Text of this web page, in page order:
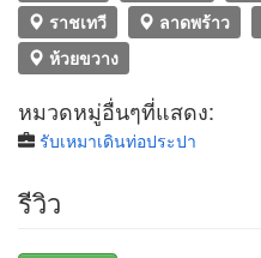
ราชเทวี
ลาดพร้าว
ห้วยขวาง
หมวดหมู่อื่นๆที่แสดง:
รับเหมาเดินท่อประปา
รีวิว